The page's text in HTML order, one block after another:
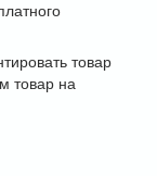
товар
товар на